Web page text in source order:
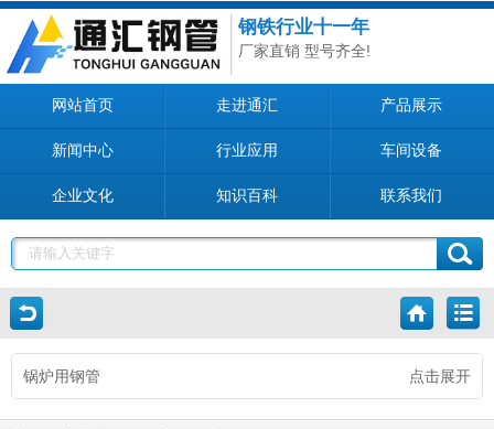
钢铁行业十一年
厂家直销 型号齐全!
网站首页 走进通汇 产品展示
新闻中心 行业应用 车间设备
企业文化 知识百科 联系我们
点击展开
锅炉用钢管